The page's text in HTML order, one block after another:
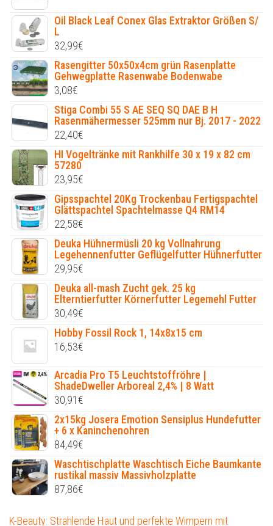
Oil Black Leaf Conex Glas Extraktor Größen S/
L
32,99€
Rasengitter 50x50x4cm grün Rasenplatte
Gehwegplatte Rasenwabe Bodenwabe
3,08€
Stiga Combi 55 S AE SEQ SQ DAE B H
Rasenmähermesser 525mm nur Bj. 2017 - 2022
22,40€
HI Vogeltränke mit Rankhilfe 30 x 19 x 82 cm
57280
23,95€
Gipsspachtel 20Kg Trockenbau Fertigspachtel
Glättspachtel Spachtelmasse Q4 RM14
22,58€
Deuka Hühnermüsli 20 kg Vollnahrung
Legehennenfutter Geflügelfutter Hühnerfutter
29,95€
Deuka all-mash Zucht gek. 25 kg
Elterntierfutter Körnerfutter Legemehl Futter
30,49€
Hobby Fossil Rock 1, 14x8x15 cm
16,53€
Arcadia Pro T5 Leuchtstoffröhre |
ShadeDweller Arboreal 2,4% | 8 Watt
30,91€
2x15kg Josera Emotion Sensiplus Hundefutter
+ 6 x Kaninchenohren
84,49€
Waschtischplatte Waschtisch Eiche Baumkante
rustikal massiv Massivholzplatte
87,86€
K-Beauty: Strahlende Haut und perfekte Wimpern mit